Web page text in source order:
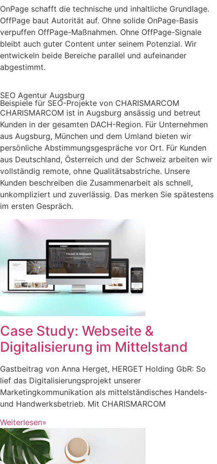
OnPage schafft die technische und inhaltliche Grundlage.
OffPage baut Autorität auf. Ohne solide OnPage-Basis
verpuffen OffPage-Maßnahmen. Ohne OffPage-Signale
bleibt auch guter Content unter seinem Potenzial. Wir
entwickeln beide Bereiche parallel und aufeinander
abgestimmt.
SEO Agentur Augsburg
Beispiele für SEO-Projekte von CHARISMARCOM
CHARISMARCOM ist in Augsburg ansässig und betreut
Kunden in der gesamten DACH-Region. Für Unternehmen
aus Augsburg, München und dem Umland bieten wir
persönliche Abstimmungsgespräche vor Ort. Für Kunden
aus Deutschland, Österreich und der Schweiz arbeiten wir
vollständig remote, ohne Qualitätsabstriche. Unsere
Kunden beschreiben die Zusammenarbeit als schnell,
unkompliziert und zuverlässig. Das merken Sie spätestens
im ersten Gespräch.
Case Study: Webseite &
Digitalisierung im Mittelstand
Gastbeitrag von Anna Herget, HERGET Holding GbR: So
lief das Digitalisierungsprojekt unserer
Marketingkommunikation als mittelständisches Handels-
und Handwerksbetrieb. Mit CHARISMARCOM
Weiterlesen»